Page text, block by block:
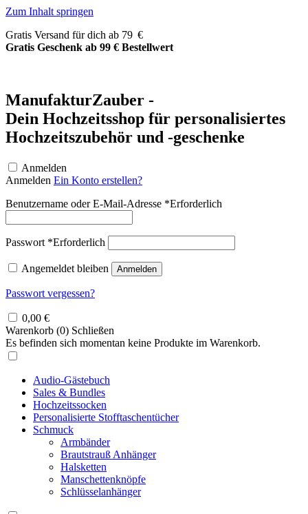
Zum Inhalt springen
Gratis Versand für dich ab 79 €
Gratis Geschenk ab 99 € Bestellwert
ManufakturZauber -
Dein Hochzeitsshop für personalisiertes
Hochzeitszubehör und -geschenke
Anmelden
Anmelden Ein Konto erstellen?
Benutzername oder E-Mail-Adresse *Erforderlich
Passwort *Erforderlich
Angemeldet bleiben Anmelden
Passwort vergessen?
0,00 €
Warenkorb (0) Schließen
Es befinden sich momentan keine Produkte im Warenkorb.
Audio-Gästebuch
Sales & Bundles
Hochzeitssocken
Personalisierte Stofftaschentücher
Schmuck
Armbänder
Brautstrauß Anhänger
Halsketten
Manschettenknöpfe
Schlüsselanhänger